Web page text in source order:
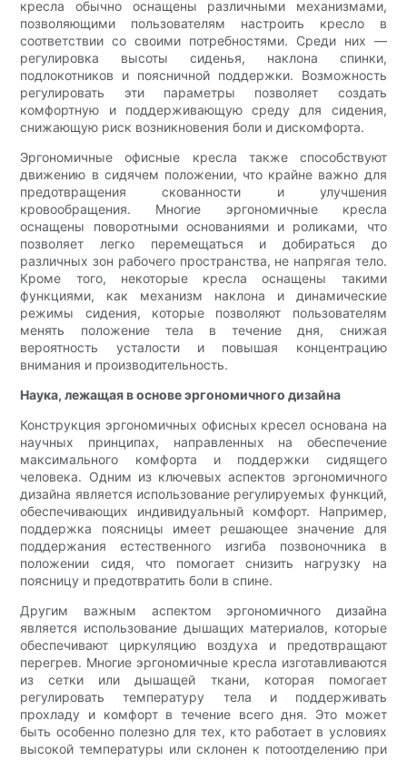
кресла обычно оснащены различными механизмами,
позволяющими пользователям настроить кресло в
соответствии со своими потребностями. Среди них —
регулировка высоты сиденья, наклона спинки,
подлокотников и поясничной поддержки. Возможность
регулировать эти параметры позволяет создать
комфортную и поддерживающую среду для сидения,
снижающую риск возникновения боли и дискомфорта.
Эргономичные офисные кресла также способствуют
движению в сидячем положении, что крайне важно для
предотвращения скованности и улучшения
кровообращения. Многие эргономичные кресла
оснащены поворотными основаниями и роликами, что
позволяет легко перемещаться и добираться до
различных зон рабочего пространства, не напрягая тело.
Кроме того, некоторые кресла оснащены такими
функциями, как механизм наклона и динамические
режимы сидения, которые позволяют пользователям
менять положение тела в течение дня, снижая
вероятность усталости и повышая концентрацию
внимания и производительность.
Наука, лежащая в основе эргономичного дизайна
Конструкция эргономичных офисных кресел основана на
научных принципах, направленных на обеспечение
максимального комфорта и поддержки сидящего
человека. Одним из ключевых аспектов эргономичного
дизайна является использование регулируемых функций,
обеспечивающих индивидуальный комфорт. Например,
поддержка поясницы имеет решающее значение для
поддержания естественного изгиба позвоночника в
положении сидя, что помогает снизить нагрузку на
поясницу и предотвратить боли в спине.
Другим важным аспектом эргономичного дизайна
является использование дышащих материалов, которые
обеспечивают циркуляцию воздуха и предотвращают
перегрев. Многие эргономичные кресла изготавливаются
из сетки или дышащей ткани, которая помогает
регулировать температуру тела и поддерживать
прохладу и комфорт в течение всего дня. Это может
быть особенно полезно для тех, кто работает в условиях
высокой температуры или склонен к потоотделению при